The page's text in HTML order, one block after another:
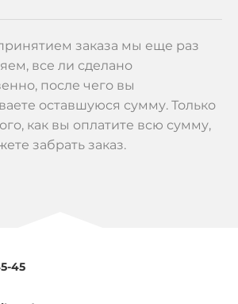
заказа мы еще раз
все ли сделано
после чего вы
оставшуюся сумму. Только
как вы оплатите всю сумму,
забрать заказ.
45